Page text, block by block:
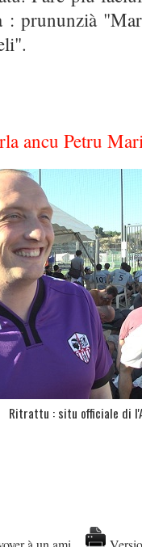
: prununzià
ancu Petru
Ritrattu : situ officiale di